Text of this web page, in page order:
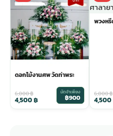
ดอกไม้งานศพ วัดท่าพระ
6,000฿
4,500฿
มัดจำเพียง
฿900
พวงหรี
6,000฿
4,500